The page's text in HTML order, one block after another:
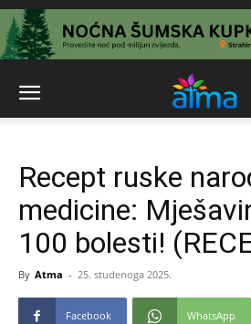
Recept ruske
medicine:
100 bolesti!
By Atma - 25. studenoga 2025.
Facebook WhatsApp